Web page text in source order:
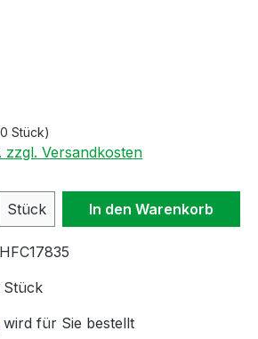
Stück)
zzgl. Versandkosten
Gib den
Stück In den Warenkorb
HFC17835
Stück
wird für Sie bestellt